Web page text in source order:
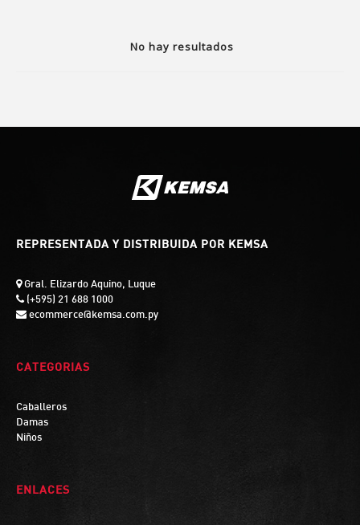
No hay resultados
REPRESENTADA Y DISTRIBUIDA POR KEMSA
Gral. Elizardo Aquino, Luque
(+595) 21 688 1000
ecommerce@kemsa.com.py
CATEGORIAS
Caballeros
Damas
Niños
ENLACES